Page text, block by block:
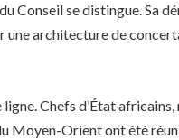
Conseil se distingue. Sa
architecture de
Chefs d’État africains,
Moyen-Orient ont été